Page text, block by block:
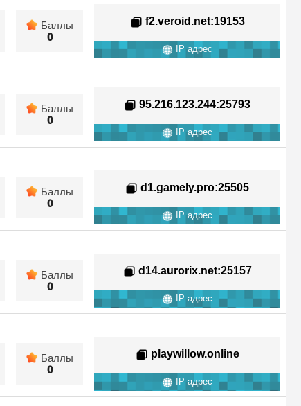
Баллы
0
f2.veroid.net:19153
IP адрес
Баллы
0
95.216.123.244:25793
IP адрес
Баллы
0
d1.gamely.pro:25505
IP адрес
Баллы
0
d14.aurorix.net:25157
IP адрес
Баллы
0
playwillow.online
IP адрес